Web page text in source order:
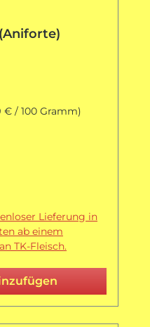
B.A.R.F. Complete (Aniforte)
€ / 100 Gramm)
Lieferung in
ab einem
TK-Fleisch.